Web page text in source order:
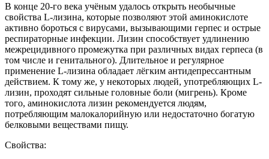
В конце 20-го века учёным удалось открыть необычные
свойства L-лизина, которые позволяют этой аминокислоте
активно бороться с вирусами, вызывающими герпес и острые
респираторные инфекции. Лизин способствует удлинению
межрецидивного промежутка при различных видах герпеса (в
том числе и генитального). Длительное и регулярное
применение L-лизина обладает лёгким антидепрессантным
действием. К тому же, у некоторых людей, употребляющих L-
лизин, проходят сильные головные боли (мигрень). Кроме
того, аминокислота лизин рекомендуется людям,
потребляющим малокалорийную или недостаточно богатую
белковыми веществами пищу.
Свойства: